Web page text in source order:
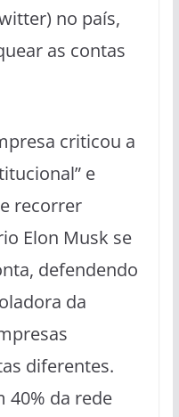
no país,
as contas
criticou a
e
recorrer
Elon Musk se
defendendo
da
diferentes.
40% da rede